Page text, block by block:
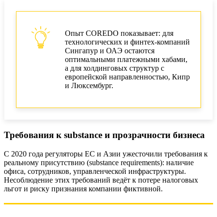
Опыт COREDO показывает: для
технологических и финтех-компаний
Сингапур и ОАЭ остаются
оптимальными платежными хабами,
а для холдинговых структур с
европейской направленностью, Кипр
и Люксембург.
Требования к substance и прозрачности бизнеса
С 2020 года регуляторы ЕС и Азии ужесточили требования к
реальному присутствию (substance requirements): наличие
офиса, сотрудников, управленческой инфраструктуры.
Несоблюдение этих требований ведёт к потере налоговых
льгот и риску признания компании фиктивной.